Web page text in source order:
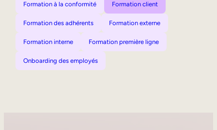
Formation à la conformité Formation client
Formation des adhérents Formation externe
Formation interne Formation première ligne
Onboarding des employés